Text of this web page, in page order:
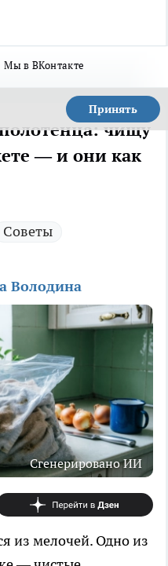
Мы в ВКонтакте
Принять
чищу
— и они как
Советы
Володина
Сгенерировано ИИ
из мелочей. Одно из